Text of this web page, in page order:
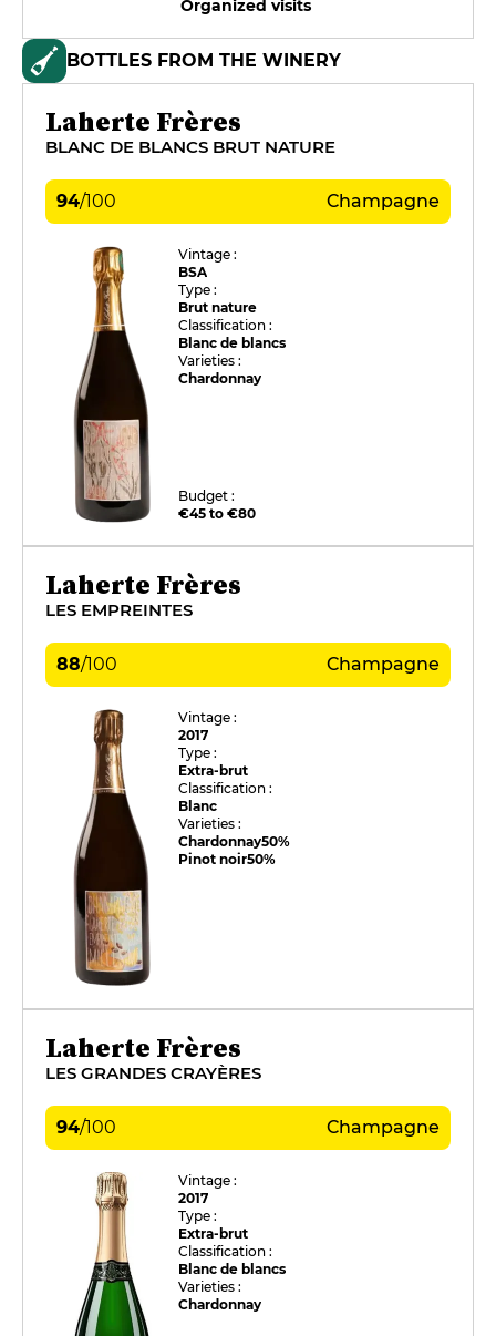
Organized visits
BOTTLES FROM THE WINERY
Laherte Frères
BLANC DE BLANCS BRUT NATURE
94/100 Champagne
Vintage :
BSA
Type :
Brut nature
Classification :
Blanc de blancs
Varieties :
Chardonnay
Budget :
€45 to €80
Laherte Frères
LES EMPREINTES
88/100 Champagne
Vintage :
2017
Type :
Extra-brut
Classification :
Blanc
Varieties :
Chardonnay50%
Pinot noir50%
Laherte Frères
LES GRANDES CRAYÈRES
94/100 Champagne
Vintage :
2017
Type :
Extra-brut
Classification :
Blanc de blancs
Varieties :
Chardonnay